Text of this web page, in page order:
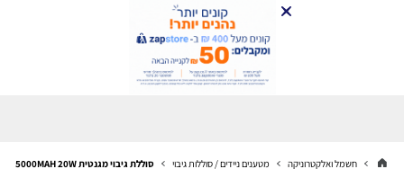
חשמל ואלקטרוניקה מטענים ניידים / סוללות גיבוי סוללת גיבוי מגנטית BASEUS 5000MAH 20W באסוס דגם 210218H